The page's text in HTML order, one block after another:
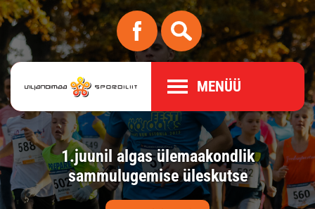
MENÜÜ
1.juunil algas ülemaakondlik
sammulugemise üleskutse